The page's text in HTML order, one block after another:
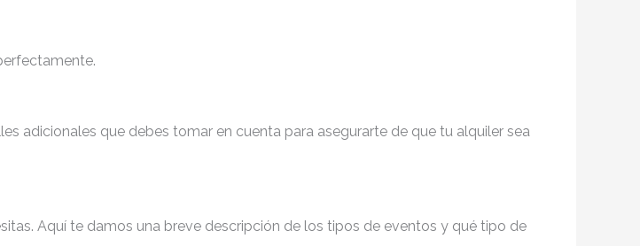
adicionales que debes tomar en cuenta para asegurarte de que tu alquiler sea
Aquí te damos una breve descripción de los tipos de eventos y qué tipo de